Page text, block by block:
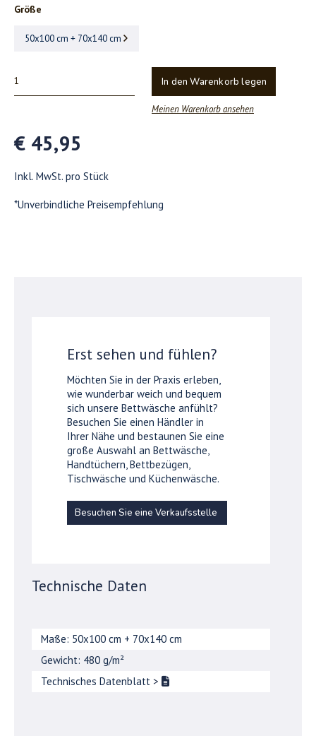
Größe
50x100 cm + 70x140 cm
In den Warenkorb legen
Meinen Warenkorb ansehen
€ 45,95
Inkl. MwSt. pro Stück
*Unverbindliche Preisempfehlung
Erst sehen und fühlen?
Möchten Sie in der Praxis erleben,
wie wunderbar weich und bequem
sich unsere Bettwäsche anfühlt?
Besuchen Sie einen Händler in
Ihrer Nähe und bestaunen Sie eine
große Auswahl an Bettwäsche,
Handtüchern, Bettbezügen,
Tischwäsche und Küchenwäsche.
Besuchen Sie eine Verkaufsstelle
Technische Daten
Maße: 50x100 cm + 70x140 cm
Gewicht: 480 g/m²
Technisches Datenblatt >